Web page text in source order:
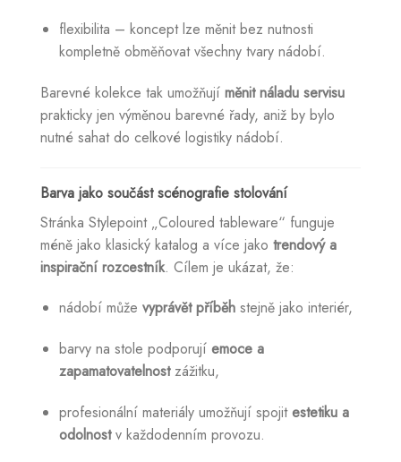
flexibilita – koncept lze měnit bez nutnosti
kompletně obměňovat všechny tvary nádobí.
Barevné kolekce tak umožňují měnit náladu servisu
prakticky jen výměnou barevné řady, aniž by bylo
nutné sahat do celkové logistiky nádobí.
Barva jako součást scénografie stolování
Stránka Stylepoint „Coloured tableware“ funguje
méně jako klasický katalog a více jako trendový a
inspirační rozcestník. Cílem je ukázat, že:
nádobí může vyprávět příběhstejně jako interiér,
barvy na stole podporují emoce a
zapamatovatelnostzážitku,
profesionální materiály umožňují spojitestetiku a
odolnostv každodenním provozu.